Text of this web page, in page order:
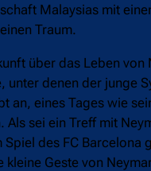
Malaysias mit
Traum.
über das Leben von
unter denen der junge
an, eines Tages wie
sei ein Treff mit
des FC Barcelona
Geste von